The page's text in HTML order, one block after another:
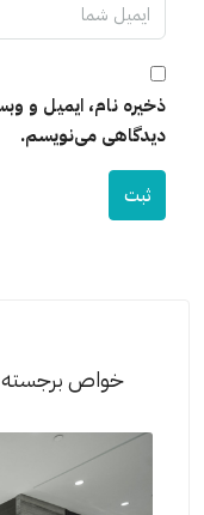
ذخیره نام، ایمیل و
دیدگاهی می‌نویسم.
ثبت
خواص برجسته